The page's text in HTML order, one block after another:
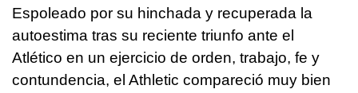
Espoleado por su hinchada y recuperada la
autoestima tras su reciente triunfo ante el
Atlético en un ejercicio de orden, trabajo, fe y
contundencia, el Athletic compareció muy bien